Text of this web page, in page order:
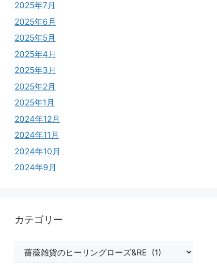
2025年7月
2025年6月
2025年5月
2025年4月
2025年3月
2025年2月
2025年1月
2024年12月
2024年11月
2024年10月
2024年9月
カテゴリー